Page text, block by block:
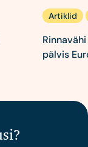
Artiklid
pälvis